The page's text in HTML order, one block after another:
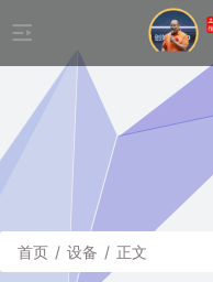
首页 / 设备 / 正文